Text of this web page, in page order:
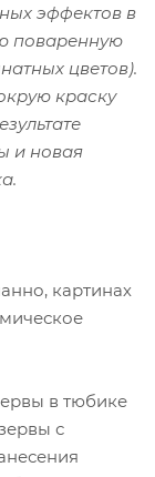
эффектов в
поваренную
цветов).
краску
и новая
картинах
в тюбике
с